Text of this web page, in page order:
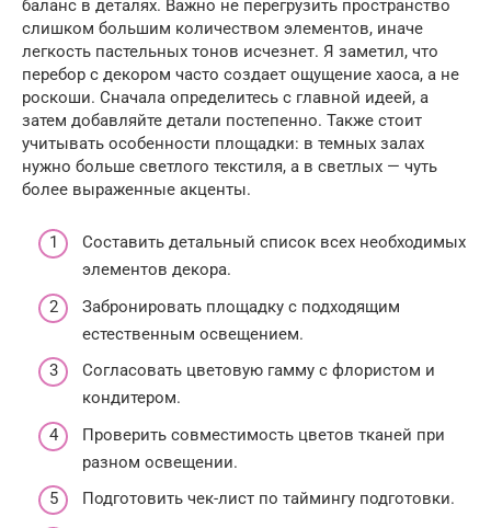
баланс в деталях. Важно не перегрузить пространство
слишком большим количеством элементов, иначе
легкость пастельных тонов исчезнет. Я заметил, что
перебор с декором часто создает ощущение хаоса, а не
роскоши. Сначала определитесь с главной идеей, а
затем добавляйте детали постепенно. Также стоит
учитывать особенности площадки: в темных залах
нужно больше светлого текстиля, а в светлых — чуть
более выраженные акценты.
Составить детальный список всех необходимых
элементов декора.
Забронировать площадку с подходящим
естественным освещением.
Согласовать цветовую гамму с флористом и
кондитером.
Проверить совместимость цветов тканей при
разном освещении.
Подготовить чек-лист по таймингу подготовки.